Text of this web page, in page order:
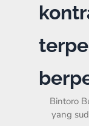
Bintoro
yang